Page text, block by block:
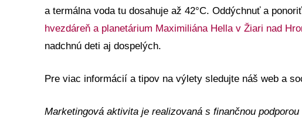
a termálna voda tu dosahuje až 42°C. Oddýchnuť a
hvezdáreň a planetárium Maximiliána Hella v Žiari nad
nadchnú deti aj dospelých.
Pre viac informácií a tipov na výlety sledujte náš web a
Marketingová aktivita je realizovaná s finančnou